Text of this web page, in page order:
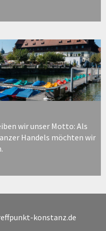
wir unser Motto: Als
Handels möchten wir
konstanz.de